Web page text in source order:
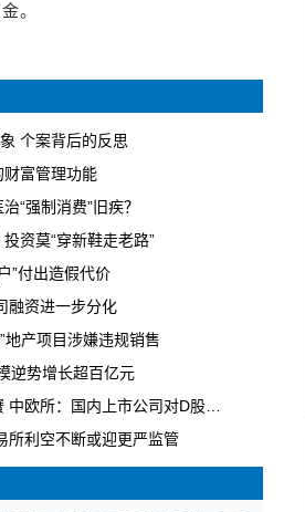
。
个案背后的反思
财富管理功能
“强制消费”旧疾？
资莫“穿新鞋走老路”
”付出造假代价
融资进一步分化
地产项目涉嫌违规销售
逆势增长超百亿元
：国内上市公司对D股关注度逐步升温
所利空不断或迎更严监管